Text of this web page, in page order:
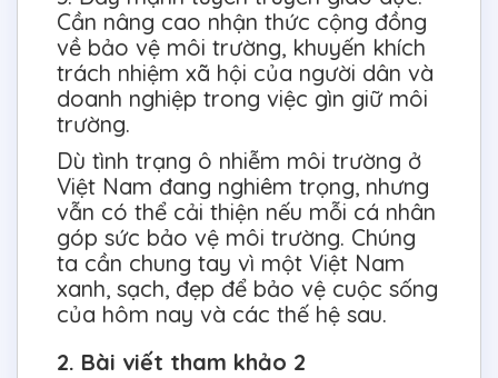
Cần nâng cao nhận thức cộng đồng
về bảo vệ môi trường, khuyến khích
trách nhiệm xã hội của người dân và
doanh nghiệp trong việc gìn giữ môi
trường.
Dù tình trạng ô nhiễm môi trường ở
Việt Nam đang nghiêm trọng, nhưng
vẫn có thể cải thiện nếu mỗi cá nhân
góp sức bảo vệ môi trường. Chúng
ta cần chung tay vì một Việt Nam
xanh, sạch, đẹp để bảo vệ cuộc sống
của hôm nay và các thế hệ sau.
2. Bài viết tham khảo 2